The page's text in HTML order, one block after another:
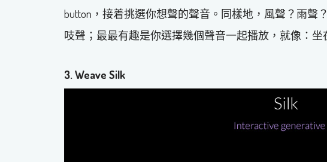
button，接着挑選你想聲的聲音。同樣地，風聲？雨聲
吱聲；最最有趣是你選擇幾個聲音一起播放，就像：坐
3.Weave Silk